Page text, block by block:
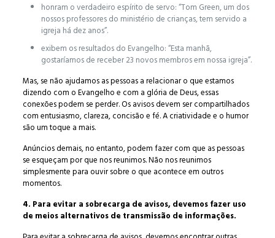
honram o verdadeiro espírito de servo: “Tom Green, um dos
nossos professores do ministério de crianças, tem servido a
igreja há dez anos”.
exibem os resultados do Evangelho: “Esta manhã,
gostaríamos de receber 23 novos membros em nossa igreja”.
Mas, se não ajudamos as pessoas a relacionar o que estamos
dizendo com o Evangelho e com a glória de Deus, essas
conexões podem se perder. Os avisos devem ser compartilhados
com entusiasmo, clareza, concisão e fé. A criatividade e o humor
são um toque a mais.
Anúncios demais, no entanto, podem fazer com que as pessoas
se esqueçam por que nos reunimos. Não nos reunimos
simplesmente para ouvir sobre o que acontece em outros
momentos.
4. Para evitar a sobrecarga de avisos, devemos fazer uso
de meios alternativos de transmissão de informações.